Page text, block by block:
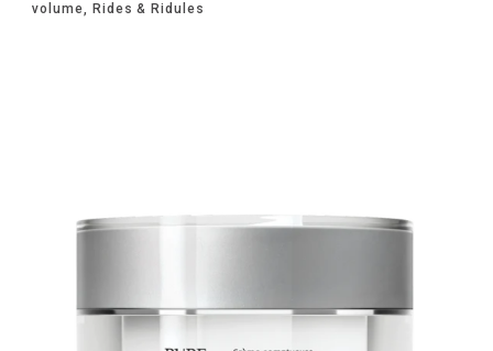
volume, Rides & Ridules